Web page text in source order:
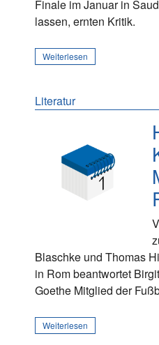
Finale im Januar in
lassen, ernten Kritik.
Weiterlesen
Literatur
Blaschke und Thomas
in Rom beantwortet
Goethe Mitglied der
Weiterlesen